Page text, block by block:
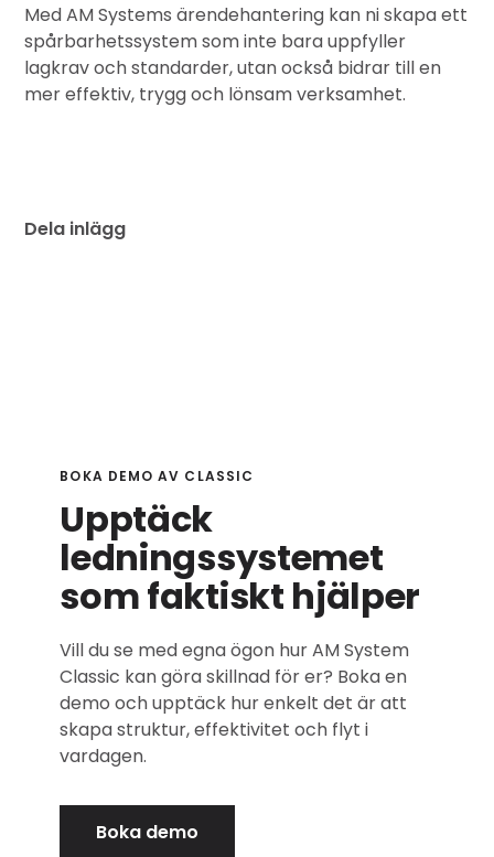
Med AM Systems ärendehantering kan ni skapa ett
spårbarhetssystem som inte bara uppfyller
lagkrav och standarder, utan också bidrar till en
mer effektiv, trygg och lönsam verksamhet.
Dela inlägg
BOKA DEMO AV CLASSIC
Upptäck
ledningssystemet
som faktiskt hjälper
Vill du se med egna ögon hur AM System
Classic kan göra skillnad för er? Boka en
demo och upptäck hur enkelt det är att
skapa struktur, effektivitet och flyt i
vardagen.
Boka demo